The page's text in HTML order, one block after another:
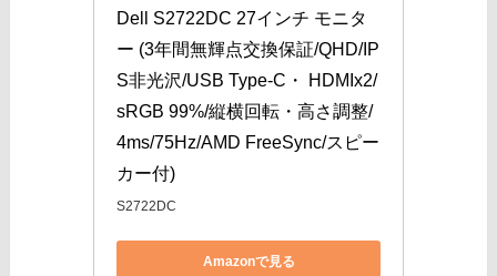
Dell S2722DC 27インチ モニタ
ー (3年間無輝点交換保証/QHD/IP
S非光沢/USB Type-C・ HDMIx2/
sRGB 99%/縦横回転・高さ調整/
4ms/75Hz/AMD FreeSync/スピー
カー付)
S2722DC
Amazonで見る